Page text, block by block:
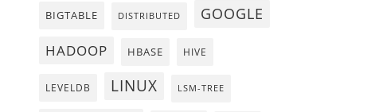
BIGTABLE DISTRIBUTED GOOGLE
HADOOP HBASE HIVE
LEVELDB LINUX LSM-TREE